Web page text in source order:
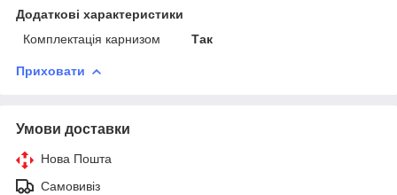
Додаткові характеристики
Комплектація карнизом
Так
Приховати
Умови доставки
Нова Пошта
Самовивіз